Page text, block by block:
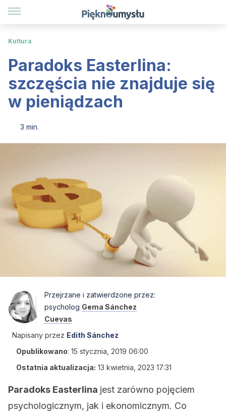
Kultura
Paradoks Easterlina:
szczęścia nie znajduje się
w pieniądzach
3 min.
Przejrzane i zatwierdzone przez:
psycholog Gema Sánchez
Cuevas
Napisany przez Edith Sánchez
Opublikowano: 15 stycznia, 2019 06:00
Ostatnia aktualizacja: 13 kwietnia, 2023 17:31
Paradoks Easterlina jest zarówno pojęciem
psychologicznym, jak i ekonomicznym. Co